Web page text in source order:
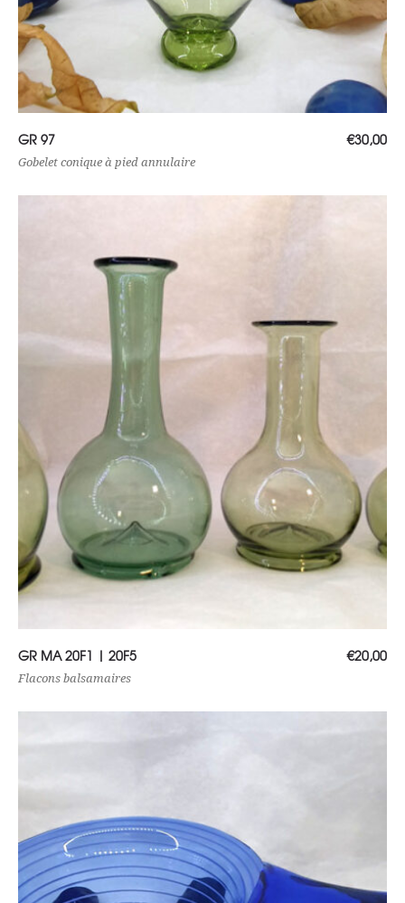
GR 97 €30,00
Gobelet conique à pied annulaire
Choix des options
GR MA 20F1 | 20F5 €20,00
Flacons balsamaires